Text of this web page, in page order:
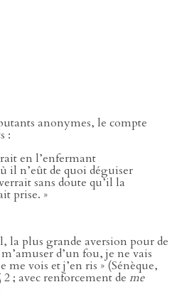
anonymes, le compte
:
en l’enfermant
il n’eût de quoi déguiser
sans doute qu’il la
prise. »
la plus grande aversion pour de
d’un fou, je ne vais
vois et j’en ris » (Sénèque,
2 ; avec renforcement de me